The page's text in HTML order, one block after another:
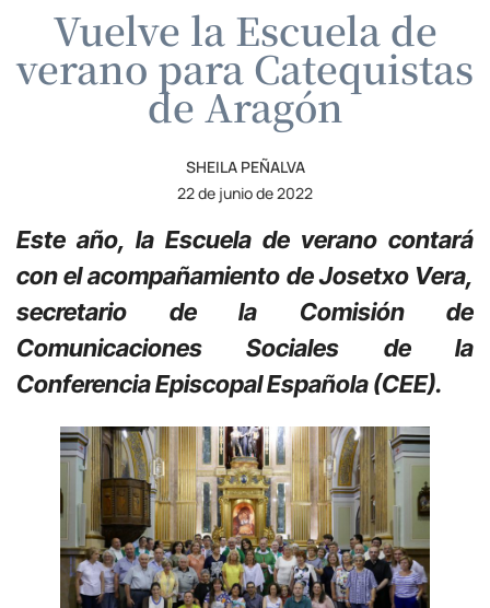
Vuelve la Escuela de
verano para Catequistas
de Aragón
SHEILA PEÑALVA
22 de junio de 2022
Este año, la Escuela de verano contará
con el acompañamiento de Josetxo Vera,
secretario de la Comisión de
Comunicaciones Sociales de la
Conferencia Episcopal Española (CEE).